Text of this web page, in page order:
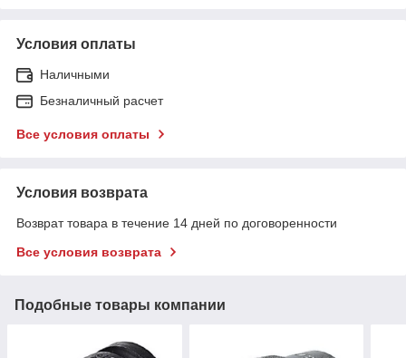
Условия оплаты
Наличными
Безналичный расчет
Все условия оплаты
Условия возврата
Возврат товара в течение 14 дней по договоренности
Все условия возврата
Подобные товары компании